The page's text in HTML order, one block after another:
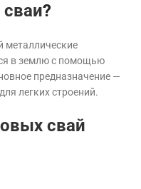
?
металлические
в землю с помощью
предназначение —
легких строений.
свай